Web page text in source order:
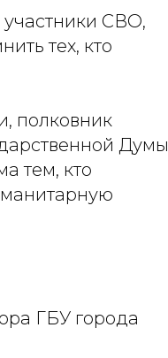
СВО,
тех, кто
полковник
Думы
тем, кто
ГБУ города